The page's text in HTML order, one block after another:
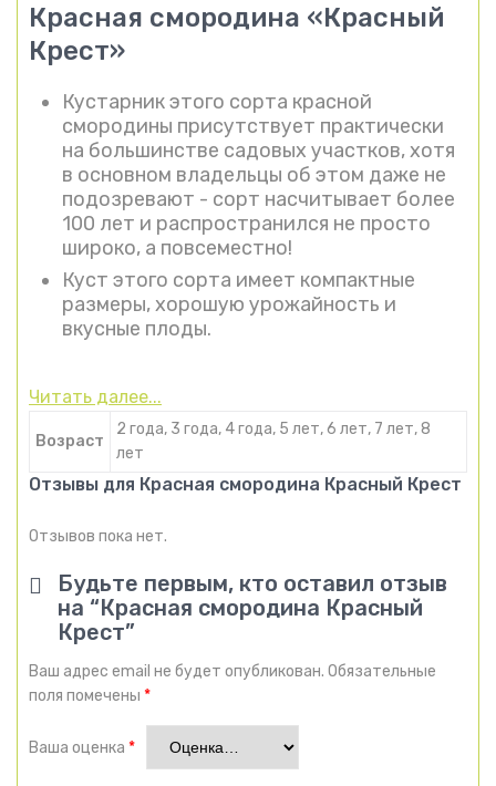
Красная смородина «Красный
Крест»
Кустарник этого сорта красной
смородины присутствует практически
на большинстве садовых участков, хотя
в основном владельцы об этом даже не
подозревают - сорт насчитывает более
100 лет и распространился не просто
широко, а повсеместно!
Куст этого сорта имеет компактные
размеры, хорошую урожайность и
вкусные плоды.
Читать далее...
Возраст
2 года, 3 года, 4 года, 5 лет, 6 лет, 7 лет, 8
лет
Отзывы для Красная смородина Красный Крест
Отзывов пока нет.
Будьте первым, кто оставил отзыв
на “Красная смородина Красный
Крест”
Ваш адрес email не будет опубликован. Обязательные
поля помечены *
Ваша оценка *